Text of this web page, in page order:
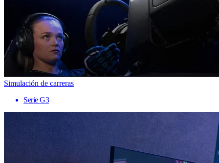
Simulación de carreras
Serie G3